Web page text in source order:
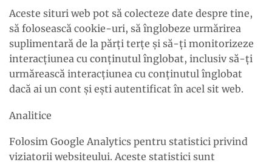
Aceste situri web pot să colecteze date despre tine,
să folosească cookie-uri, să înglobeze urmărirea
suplimentară de la părți terțe și să-ți monitorizeze
interacțiunea cu conținutul înglobat, inclusiv să-ți
urmărească interacțiunea cu conținutul înglobat
dacă ai un cont și ești autentificat în acel sit web.
Analitice
Folosim Google Analytics pentru statistici privind
viziatorii websiteului. Aceste statistici sunt